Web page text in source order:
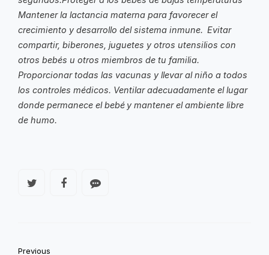
Mantener la lactancia materna para favorecer el
crecimiento y desarrollo del sistema inmune. Evitar
compartir, biberones, juguetes y otros utensilios con
otros bebés u otros miembros de tu familia.
Proporcionar todas las vacunas y llevar al niño a todos
los controles médicos. Ventilar adecuadamente el lugar
donde permanece el bebé y mantener el ambiente libre
de humo.
Previous